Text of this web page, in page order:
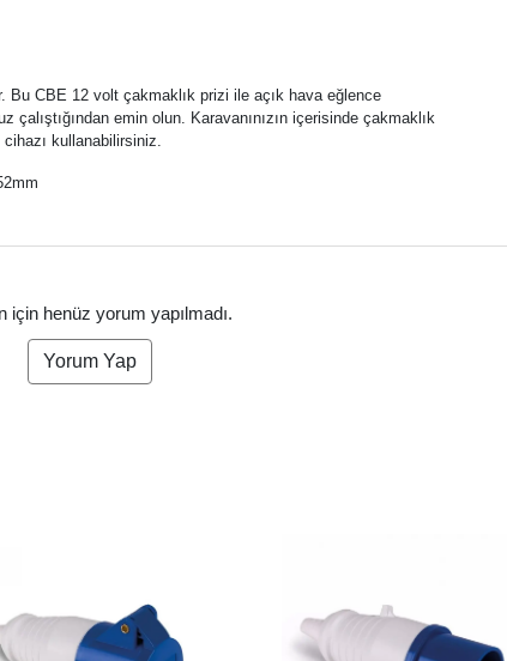
Bu CBE 12 volt çakmaklık prizi ile açık hava eğlence
çalıştığından emin olun. Karavanınızın içerisinde çakmaklık
kullanabilirsiniz.
için henüz yorum yapılmadı.
Yorum Yap